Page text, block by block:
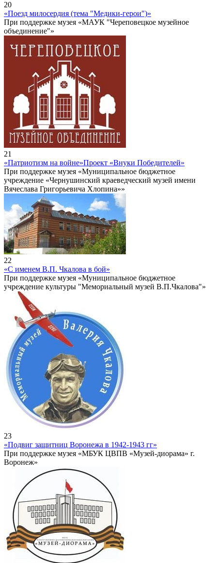
20
«Поезд милосердия (тема "Медики-герои")»
При поддержке музея «МАУК "Череповецкое музейное
объединение"»
21
«Патриотизм на войне»Проект «Внуки Победителей»
При поддержке музея «Муниципальное бюджетное
учреждение «Чернушинский краеведческий музей имени
Вячеслава Григорьевича Хлопина»»
22
«С именем В.П. Чкалова в бой»
При поддержке музея «Муниципальное бюджетное
учреждение культуры "Мемориальный музей В.П.Чкалова"»
23
«Подвиг защитниц Воронежа в 1942-1943 гг»
При поддержке музея «МБУК ЦВПВ «Музей-диорама» г.
Воронеж»